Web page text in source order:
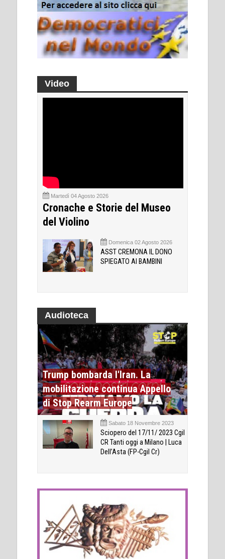
Video
Martedì 04 Agosto 2026
Cronache e Storie del Museo
del Violino
Domenica 02 Agosto 2026
ASST CREMONA IL DONO
SPIEGATO AI BAMBINI
Audioteca
Trump bombarda l'Iran. La
mobilitazione continua Appello
di Stop Rearm Europe
Sabato 18 Novembre 2023
Sciopero del 17/11/ 2023 Cgil
CR Tanti oggi a Milano | Luca
Dell’Asta (FP-Cgil Cr)